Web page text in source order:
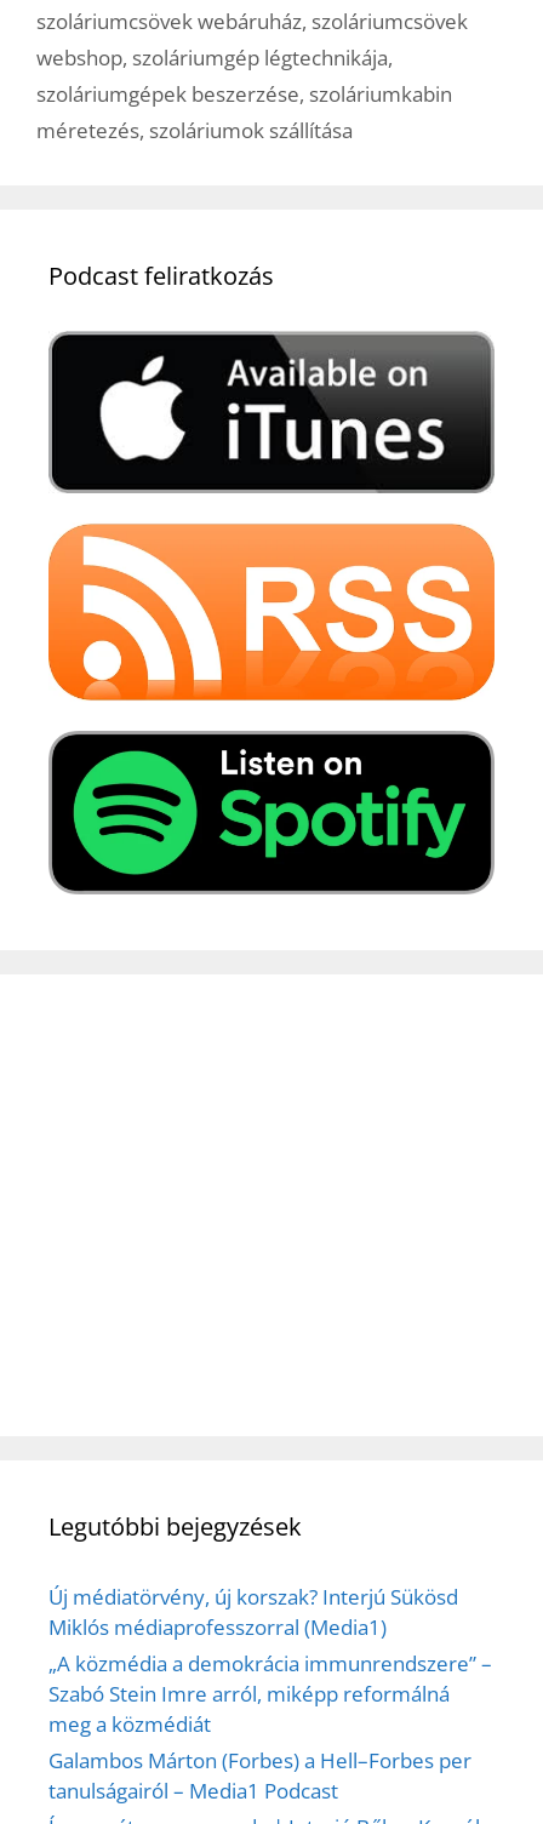
szoláriumcsövek webáruház, szoláriumcsövek
webshop, szoláriumgép légtechnikája,
szoláriumgépek beszerzése, szoláriumkabin
méretezés, szoláriumok szállítása
Podcast feliratkozás
Legutóbbi bejegyzések
Új médiatörvény, új korszak? Interjú Sükösd
Miklós médiaprofesszorral (Media1)
„A közmédia a demokrácia immunrendszere” –
Szabó Stein Imre arról, miképp reformálná
meg a közmédiát
Galambos Márton (Forbes) a Hell–Forbes per
tanulságairól – Media1 Podcast